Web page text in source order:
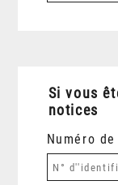
Si vous
notices
Numéro